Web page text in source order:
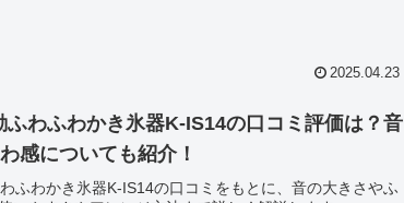
2025.04.23
ふわふわかき氷器K-IS14の口コミ評価は？音
感についても紹介！
ふわかき氷器K-IS14の口コミをもとに、音の大きさやふ